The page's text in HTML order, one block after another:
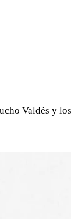
Valdés y los